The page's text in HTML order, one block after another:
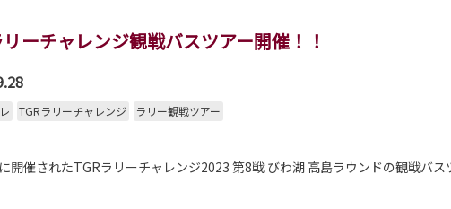
リーチャレンジ観戦バスツアー開催！！
TGRラリーチャレンジ ラリー観戦ツアー
開催されたTGRラリーチャレンジ2023 第8戦 びわ湖 高島ラウンドの観戦バ